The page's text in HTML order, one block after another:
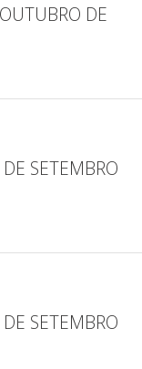
DE
SETEMBRO
SETEMBRO